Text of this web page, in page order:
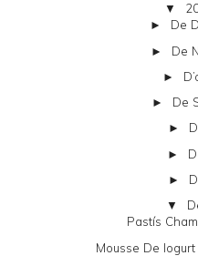
▼
► De
► De
►
► De
►
►
►
▼
Pastís
Mousse De